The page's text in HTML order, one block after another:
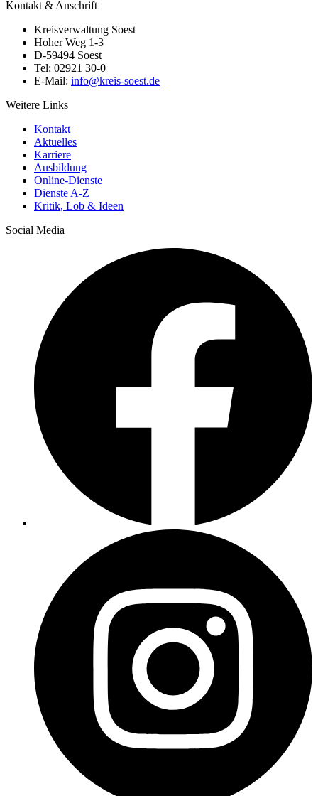
Kontakt & Anschrift
Kreisverwaltung Soest
Hoher Weg 1-3
D-59494 Soest
Tel: 02921 30-0
E-Mail: info@​kreis-soest.de
Weitere Links
Kontakt
Aktuelles
Karriere
Ausbildung
Online-Dienste
Dienste A-Z
Kritik, Lob & Ideen
Social Media